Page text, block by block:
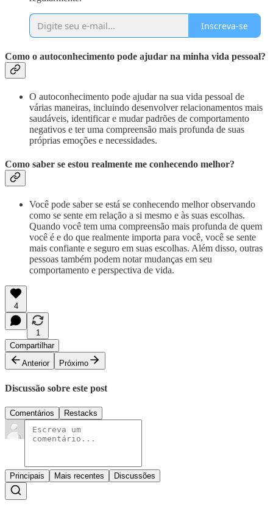
Inscreva-se
Como o autoconhecimento pode ajudar na minha vida pessoal?
O autoconhecimento pode ajudar na sua vida pessoal de
várias maneiras, incluindo desenvolver relacionamentos mais
saudáveis, identificar e mudar padrões de comportamento
negativos e ter uma compreensão mais profunda de suas
próprias emoções e necessidades.
Como saber se estou realmente me conhecendo melhor?
Você pode saber se está se conhecendo melhor observando
como se sente em relação a si mesmo e às suas escolhas.
Quando você tem uma compreensão mais profunda de quem
você é e do que realmente importa para você, você se sente
mais confiante e seguro em suas escolhas. Além disso, outras
pessoas também podem notar mudanças em seu
comportamento e perspectiva de vida.
4
1
Compartilhar
Anterior
Próximo
Discussão sobre este post
Comentários Restacks
Principais Mais recentes Discussões